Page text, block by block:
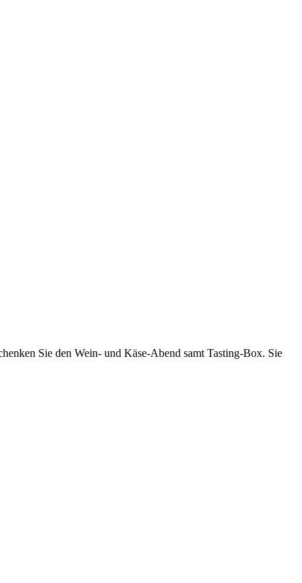
Sie den Wein- und Käse-Abend samt Tasting-Box. Sie